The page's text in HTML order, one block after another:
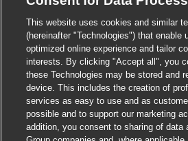
This website uses cookies and similar
(hereinafter "Technologies") that enable
optimized online experience and tailor
interests. By clicking "Accept all", you
these Technologies may be stored and
device. This includes the creation of
services as easy to use and as
possible and to support our marketing
addition, you consent to sharing of data
you interested in this job?
I'm interested Similar Jobs